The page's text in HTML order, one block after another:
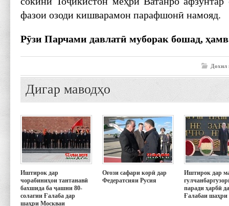
фазои озоди кишварамон парафшонӣ намояд.
Рӯзи Парчами давлатӣ муборак бошад,
Дохил
Дигар маводҳо
Иштирок дар
чорабиниҳои тантанавӣ
бахшида ба ҷашни 80-
солагии Ғалаба дар
шаҳри Москваи
Оғози сафари корӣ дар
Федератсияи Русия
Иштирок дар
паради ҳарбӣ
Ғалабаи